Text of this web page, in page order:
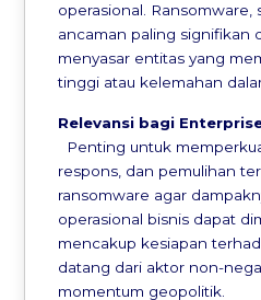
operasional. Ransomware,
ancaman paling signifikan
menyasar entitas yang
tinggi atau kelemahan
Relevansi bagi
Penting untuk
respons, dan pemulihan
ransomware agar
operasional bisnis dapat
mencakup kesiapan
datang dari aktor non-
momentum geopolitik.